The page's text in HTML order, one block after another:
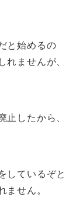
と始めるの
ませんが、
したから、
しているぞと
せん。